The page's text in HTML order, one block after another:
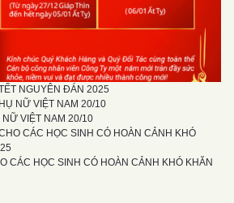
NGUYÊN ĐÁN 2025
VIỆT NAM 20/10
CÁC HỌC SINH CÓ HOÀN CẢNH KHÓ KHĂN